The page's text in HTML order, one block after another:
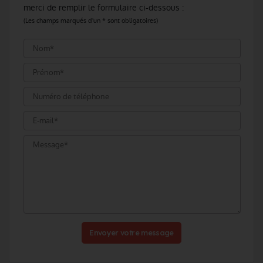
merci de remplir le formulaire ci-dessous :
(Les champs marqués d'un * sont obligatoires)
Envoyer votre message